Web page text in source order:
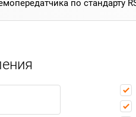
по стандарту